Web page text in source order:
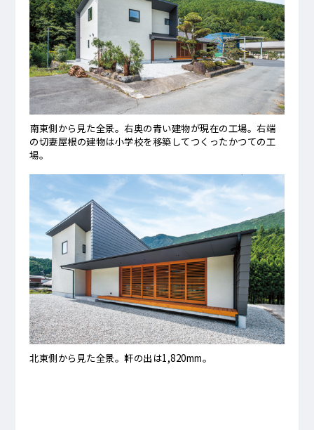
南東側から見た全景。右奥の青い建物が現在の工場。右端
の切妻屋根の建物は小学校を移築してつくったかつての工
場。
北東側から見た全景。軒の出は1,820mm。